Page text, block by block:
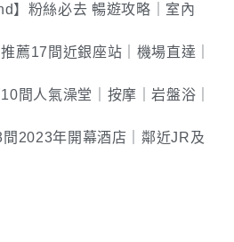
】粉絲必去 暢遊攻略｜室內
薦17間近銀座站｜機場直達｜
間人氣澡堂｜按摩｜岩盤浴｜
間2023年開幕酒店｜鄰近JR及